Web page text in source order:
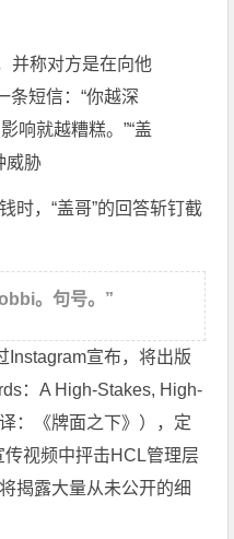
并称对方是在向他
短信：“你越深
响就越糟糕。”“盖
威胁
时，“盖哥”的回答斩钉截
。句号。”
Instagram宣布，将出版
：A High-Stakes, High-
：《牌面之下》），定
传视频中抨击HCL管理层
揭露大量从未公开的细